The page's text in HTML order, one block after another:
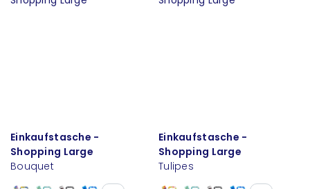
Einkaufstasche -
Shopping Large
Bouquet
Einkaufstasche -
Shopping Large
Tulipes